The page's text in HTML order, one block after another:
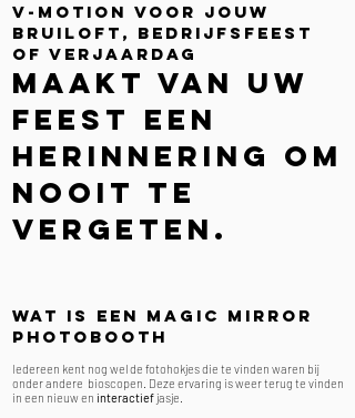
v-MOTION voor jouw
bruiloft, bedrijfsfeest
of verjaardag
Maakt van uw
feest een
herinnering om
nooit te
vergeten.
Wat is een MAGIC mirror
photobooth
Iedereen kent nog wel de fotohokjes die te vinden waren bij
onder andere bioscopen. Deze ervaring is weer terug te vinden
in een nieuw en interactief jasje.